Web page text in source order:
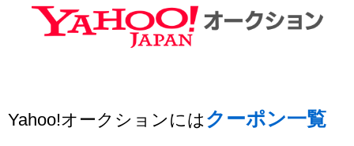
Yahoo!オークションには クーポン一覧